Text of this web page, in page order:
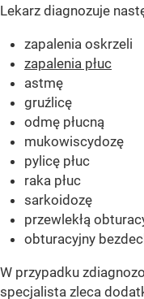
Lekarz diagnozuje
zapalenia oskrzeli
zapalenia płuc
astmę
gruźlicę
odmę płucną
mukowiscydozę
pylicę płuc
raka płuc
sarkoidozę
przewlekłą
obturacyjny
W przypadku
specjalista zleca